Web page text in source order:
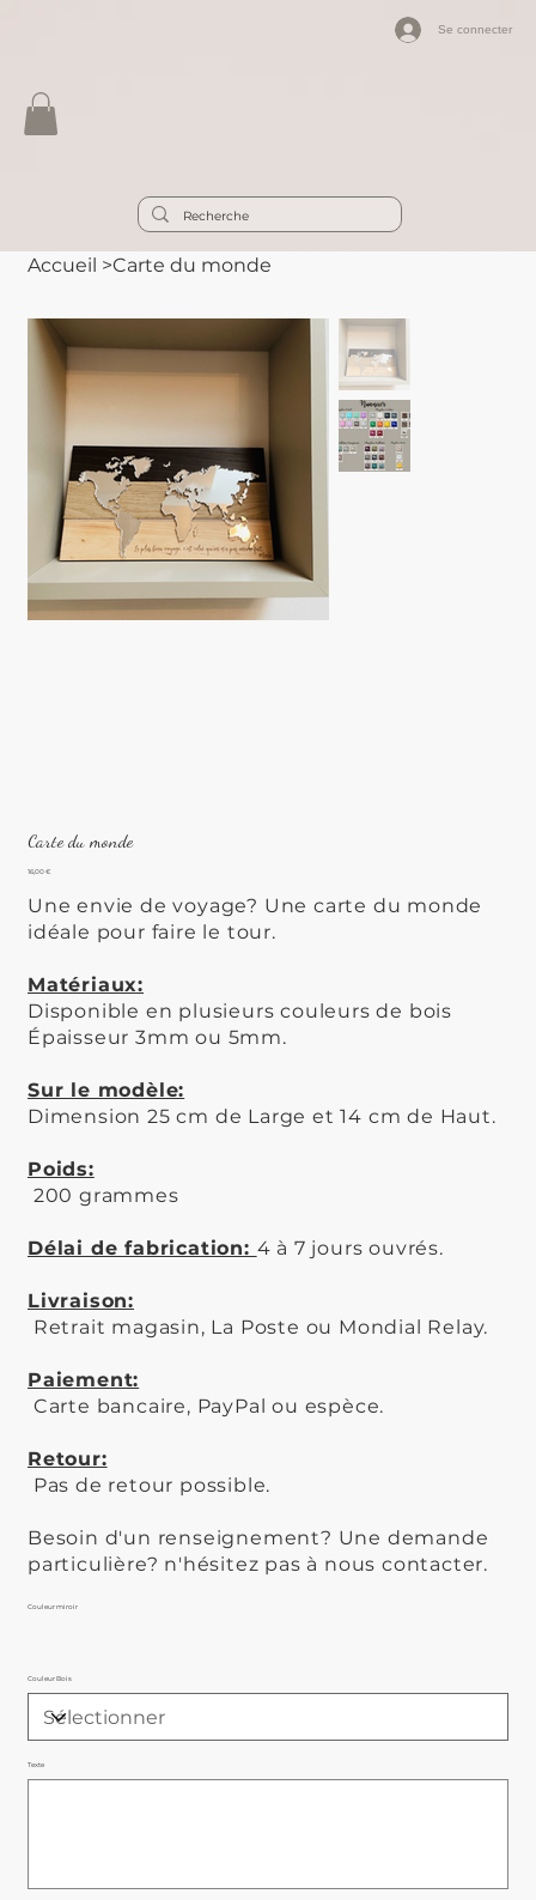
Se connecter
Accueil >Carte du monde
Carte du monde
Prix
16,00 €
Une envie de voyage? Une carte du monde
idéale pour faire le tour.
Matériaux:
Disponible en plusieurs couleurs de bois
Épaisseur 3mm ou 5mm.
Sur le modèle:
Dimension 25 cm de Large et 14 cm de Haut.
Poids:
200 grammes
Délai de fabrication: 4 à 7 jours ouvrés.
Livraison:
Retrait magasin, La Poste ou Mondial Relay.
Paiement:
Carte bancaire, PayPal ou espèce.
Retour:
Pas de retour possible.
Besoin d'un renseignement? Une demande
particulière? n'hésitez pas à nous contacter.
Couleur miroir
Couleur Bois
Texte